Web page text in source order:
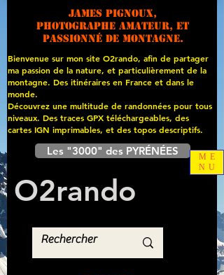
James PIGNOUX,
photographe amateur, et
passionné de montagne.
Bienvenue sur mon site O2rando, afin de partager
ma passion de la nature, et particulièrement de la
montagne. Des itinéraires en France et dans le
monde.
Découvrez une multitude de randonnées pour tous
niveaux. Des traces GPX téléchargeables, des
cartes IGN imprimables, et des topos descriptifs.
Les "3000" des PYRÉNÉES
O2rando
ME
NU